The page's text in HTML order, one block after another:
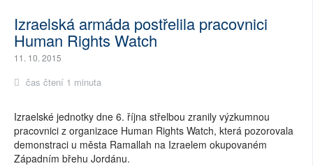
Izraelská armáda postřelila pracovnici
Human Rights Watch
11. 10. 2015
čas čtení 1 minuta
Izraelské jednotky dne 6. října střelbou zranily výzkumnou
pracovnici z organizace Human Rights Watch, která pozorovala
demonstraci u města Ramallah na Izraelem okupovaném
Západním břehu Jordánu.